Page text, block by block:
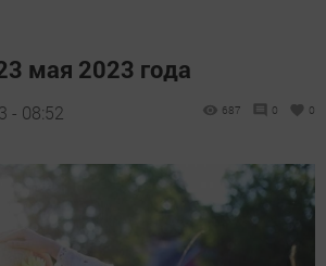
мая 2023 года
- 08:52 687 0 0